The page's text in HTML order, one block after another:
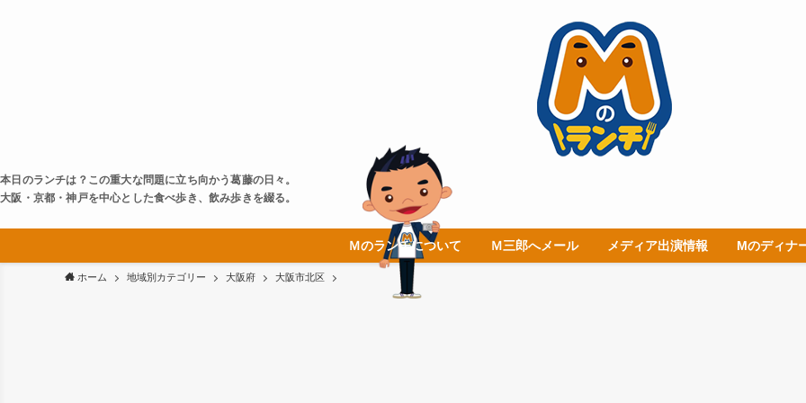
本日のランチは？この重大な問題に立ち向かう葛藤の日々。
大阪・京都・神戸を中心とした食べ歩き、飲み歩きを綴る。
Ｍのランチについて Ｍ三郎へメール メディア出演情報 Mのディナ
ホーム 地域別カテゴリー 大阪府 大阪市北区